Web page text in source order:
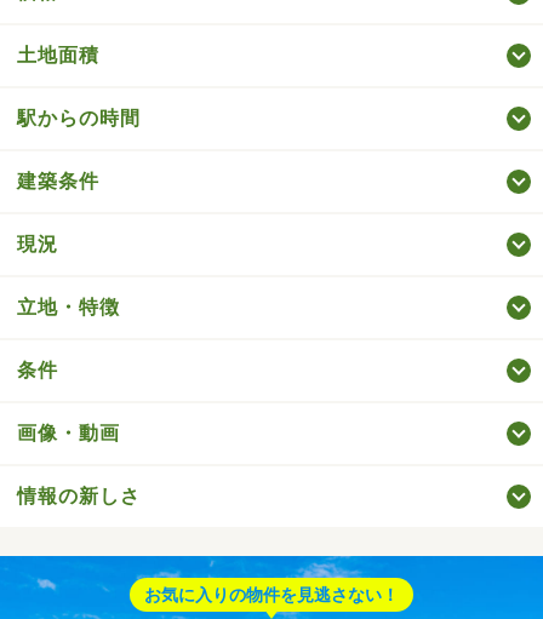
土地面積
駅からの時間
建築条件
現況
立地・特徴
条件
画像・動画
情報の新しさ
お気に入りの物件を見逃さない！